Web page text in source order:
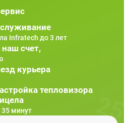
Infratech до 3 лет
наш счет,
курьера
тепловизора
35 минут